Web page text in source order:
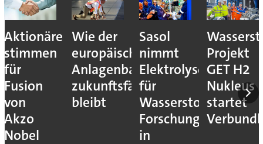
Aktionäre
stimmen
für
Fusion
von
Akzo
Nobel
Wie der
europäische
Anlagenbau
zukunftsfähig
bleibt
Sasol
nimmt
Elektrolyseur
für
Wasserstoff-
Forschung
in
Projekt
GET H2
Nukleus
startet